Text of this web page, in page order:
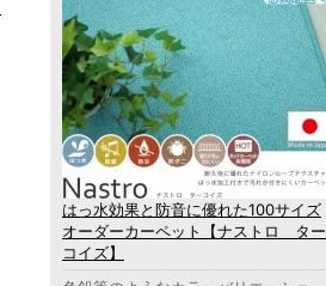
はっ水効果と防音に優れた100サイズ
オーダーカーペット【ナストロ ター
コイズ】